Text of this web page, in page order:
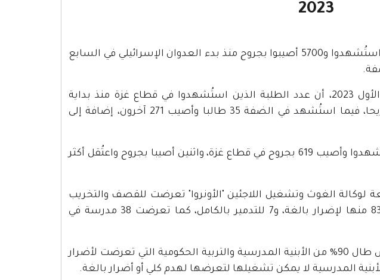
2023
قالت وزارة التربية والتعليم إن 3714 طالبا استُشهدوا و5700 أصيبوا بجروح منذ بدء العدوان الإسرائيلي في السابع
وأوضحت التربية في بيان صدر 14 كانون الأول 2023، أن عدد الطلبة الذين استُشهدوا في قطاع غزة منذ بداية
العدوان وصل إلى 3679 شهيدا و5429 جريحا، فيما استُشهد في الضفة 35 طالبا وأصيب 271 آخرون، إضافة إلى
وأشارت إلى أن 209 معلمين وإداريين استُشهدوا وأصيب 619 بجروح في قطاع غزة، واثنين أصيبا بجروح واعتُقل أكثر
إلى أن 278 مدرسة حكومية و65 تابعة لوكالة الغوث وتشغيل اللاجئين "الأونروا" تعرضت للقصف والتخريب
في قطاع غزة، الأمر الذي أدى إلى تعرض 83 منها لإضرار بالغة، و7 للتدمير بالكامل، كما تعرضت 38 مدرسة في
وأكدت أن الاستهداف الإسرائيلي للمدارس طال 90% من الأبنية المدرسية والتربية الحكومية التي تعرضت لأضرار